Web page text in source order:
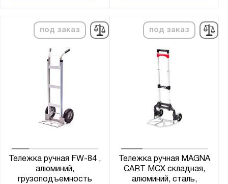
под заказ
Тележка ручная FW-84 ,
алюминий,
грузоподъемность
под заказ
Тележка ручная MAGNA
CART MCX складная,
алюминий, сталь,
800х1500
900x600
900х610
936х560х85
1000x500
1000x700
1200x800
1380x450